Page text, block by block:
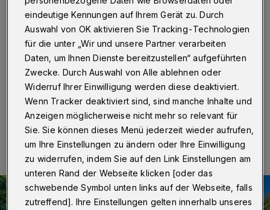
Wuppertal· Die Badesaison im Freibad Eckbusch ist
mittlerweile beendet, dennoch bieten Förderverein und
Betreibergesellschaft noch zwei weitere
Veranstaltungen zum Ende der Saison an. Auch in
diesem Jahr wird zum Saisonabschluss zum mittlerweile
sechsten Mal ein Hundeschwimmen veranstaltet.
18.09.2019 , 18:00 Uhr Eine Minute Lesezeit
eindeutige Kennungen auf Ihrem Gerät zu. Durch
Auswahl von OK aktivieren Sie Tracking-Technologien
für die unter „Wir und unsere Partner verarbeiten
Daten, um Ihnen Dienste bereitzustellen“ aufgeführten
Zwecke. Durch Auswahl von Alle ablehnen oder
Widerruf Ihrer Einwilligung werden diese deaktiviert.
Wenn Tracker deaktiviert sind, sind manche Inhalte und
Anzeigen möglicherweise nicht mehr so relevant für
Sie. Sie können dieses Menü jederzeit wieder aufrufen,
um Ihre Einstellungen zu ändern oder Ihre Einwilligung
zu widerrufen, indem Sie auf den Link Einstellungen am
unteren Rand der Webseite klicken [oder das
schwebende Symbol unten links auf der Webseite, falls
zutreffend]. Ihre Einstellungen gelten innerhalb unseres